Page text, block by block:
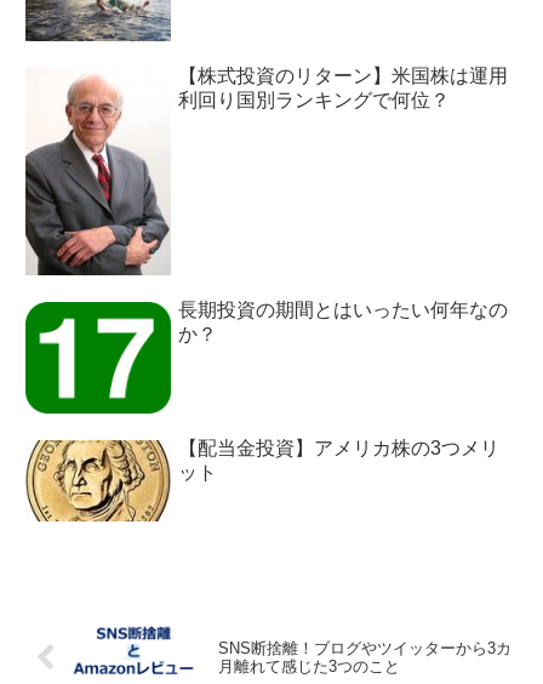
【株式投資のリターン】米国株は運用
利回り国別ランキングで何位？
長期投資の期間とはいったい何年なの
か？
【配当金投資】アメリカ株の3つメリ
ット
SNS断捨離！ブログやツイッターから3カ
月離れて感じた3つのこと